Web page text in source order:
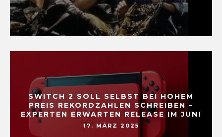
SWITCH 2 SOLL SELBST BEI HOHEM
PREIS REKORDZAHLEN SCHREIBEN –
EXPERTEN ERWARTEN RELEASE IM JUNI
17. MÄRZ 2025